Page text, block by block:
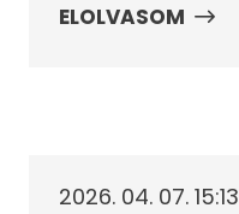
ELOLVASOM
2026. 04. 07. 15:13